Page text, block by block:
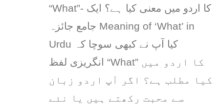
“What”- کا اردو میں معنی کیا ہے؟ ایک
جامع جائزہ Meaning of ‘What’ in
Urdu کیا آپ نے کبھی سوچا کہ
انگریزی لفظ “What” کا اردو میں
کیا مطلب ہے؟ اگر آپ اردو زبان
سے محبت رکھتے ہیں یا نئے